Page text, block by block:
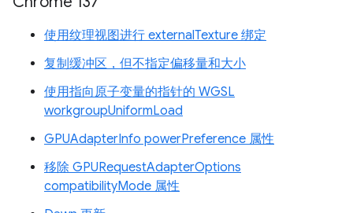
使用纹理视图进行 externalTexture 绑定
复制缓冲区，但不指定偏移量和大小
使用指向原子变量的指针的 WGSL
workgroupUniformLoad
GPUAdapterInfo powerPreference 属性
移除 GPURequestAdapterOptions
compatibilityMode 属性